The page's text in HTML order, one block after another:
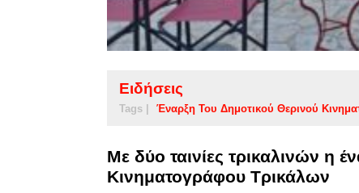
Ειδήσεις
Tags | Έναρξη Του Δημοτικού Θερινού
Με δύο ταινίες τρικαλινών η
Κινηματογράφου Τρικάλων